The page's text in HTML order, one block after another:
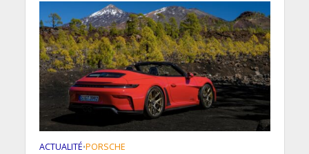
ACTUALITÉ•PORSCHE